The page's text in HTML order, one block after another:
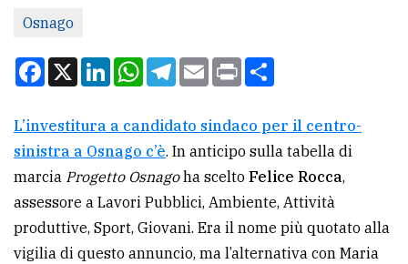
Per
tua
CERCA
Cerca
per
comune
Osnago
Facebook
X LinkedInWhatsApp
Telegram
EmailPrint
L’investitura a candidato sindaco per il centro-
sinistra a Osnago c’è. In anticipo sulla tabella di
marcia Progetto Osnagoha scelto Felice Rocca,
assessore a Lavori Pubblici, Ambiente, Attività
produttive, Sport, Giovani. Era il nome più quotato alla
vigilia di questo annuncio, ma l’alternativa con Maria